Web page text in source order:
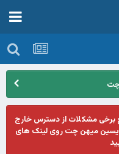
چت
برخی مشکلات از دسترس خارج
میهن چت روی لینک های